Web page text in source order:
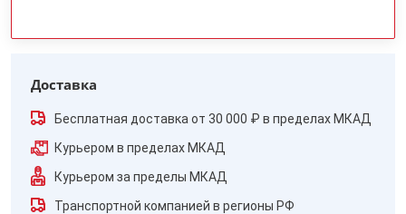
Доставка
Бесплатная доставка от 30 000 ₽ в пределах МКАД
Курьером в пределах МКАД
Курьером за пределы МКАД
Транспортной компанией в регионы РФ